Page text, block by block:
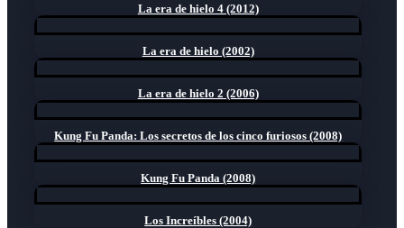
La era de hielo 4 (2012)
La era de hielo (2002)
La era de hielo 2 (2006)
Kung Fu Panda: Los secretos de los cinco furiosos (2008)
Kung Fu Panda (2008)
Los Increíbles (2004)